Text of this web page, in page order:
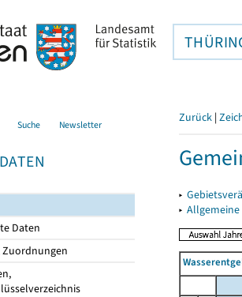
Suche Newsletter
Daten
Zuordnungen
Zurück |
▸
▸